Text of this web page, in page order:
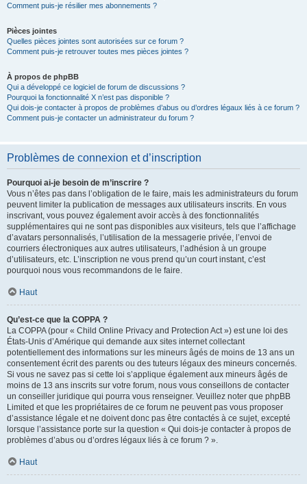
Comment puis-je résilier mes abonnements ?
Pièces jointes
Quelles pièces jointes sont autorisées sur ce forum ?
Comment puis-je retrouver toutes mes pièces jointes ?
À propos de phpBB
Qui a développé ce logiciel de forum de discussions ?
Pourquoi la fonctionnalité X n’est pas disponible ?
Qui dois-je contacter à propos de problèmes d’abus ou d’ordres légaux liés à ce forum ?
Comment puis-je contacter un administrateur du forum ?
Problèmes de connexion et d’inscription
Pourquoi ai-je besoin de m’inscrire ?
Vous n’êtes pas dans l’obligation de le faire, mais les administrateurs du forum
peuvent limiter la publication de messages aux utilisateurs inscrits. En vous
inscrivant, vous pouvez également avoir accès à des fonctionnalités
supplémentaires qui ne sont pas disponibles aux visiteurs, tels que l’affichage
d’avatars personnalisés, l’utilisation de la messagerie privée, l’envoi de
courriers électroniques aux autres utilisateurs, l’adhésion à un groupe
d’utilisateurs, etc. L’inscription ne vous prend qu’un court instant, c’est
pourquoi nous vous recommandons de le faire.
Haut
Qu’est-ce que la COPPA ?
La COPPA (pour « Child Online Privacy and Protection Act ») est une loi des
États-Unis d’Amérique qui demande aux sites internet collectant
potentiellement des informations sur les mineurs âgés de moins de 13 ans un
consentement écrit des parents ou des tuteurs légaux des mineurs concernés.
Si vous ne savez pas si cette loi s’applique également aux mineurs âgés de
moins de 13 ans inscrits sur votre forum, nous vous conseillons de contacter
un conseiller juridique qui pourra vous renseigner. Veuillez noter que phpBB
Limited et que les propriétaires de ce forum ne peuvent pas vous proposer
d’assistance légale et ne doivent donc pas être contactés à ce sujet, excepté
lorsque l’assistance porte sur la question « Qui dois-je contacter à propos de
problèmes d’abus ou d’ordres légaux liés à ce forum ? ».
Haut